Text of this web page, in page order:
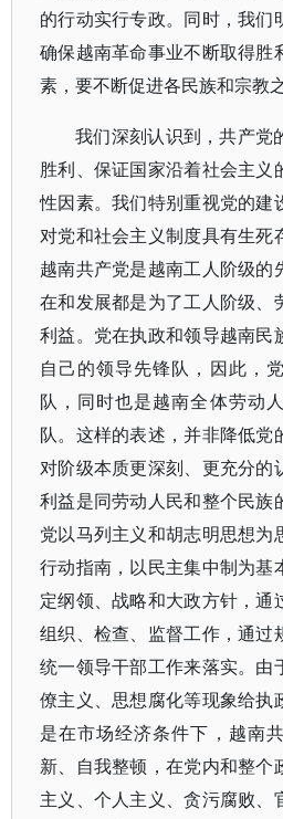
的行动实行专政。同时，我们
确保越南革命事业不断取得胜
素，要不断促进各民族和宗教
我们深刻认识到，共产党
胜利、保证国家沿着社会主义
性因素。我们特别重视党的建
对党和社会主义制度具有生死
越南共产党是越南工人阶级的
在和发展都是为了工人阶级、
利益。党在执政和领导越南民
自己的领导先锋队，因此，
队，同时也是越南全体劳动
队。这样的表述，并非降低党
对阶级本质更深刻、更充分的
利益是同劳动人民和整个民族
党以马列主义和胡志明思想为
行动指南，以民主集中制为基
定纲领、战略和大政方针，通
组织、检查、监督工作，通过
统一领导干部工作来落实。由
僚主义、思想腐化等现象给执
是在市场经济条件下，越南
新、自我整顿，在党内和整个
主义、个人主义、贪污腐败、